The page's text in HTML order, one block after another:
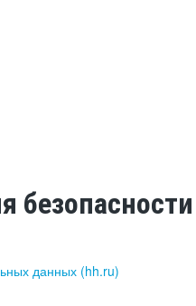
данных (hh.ru)